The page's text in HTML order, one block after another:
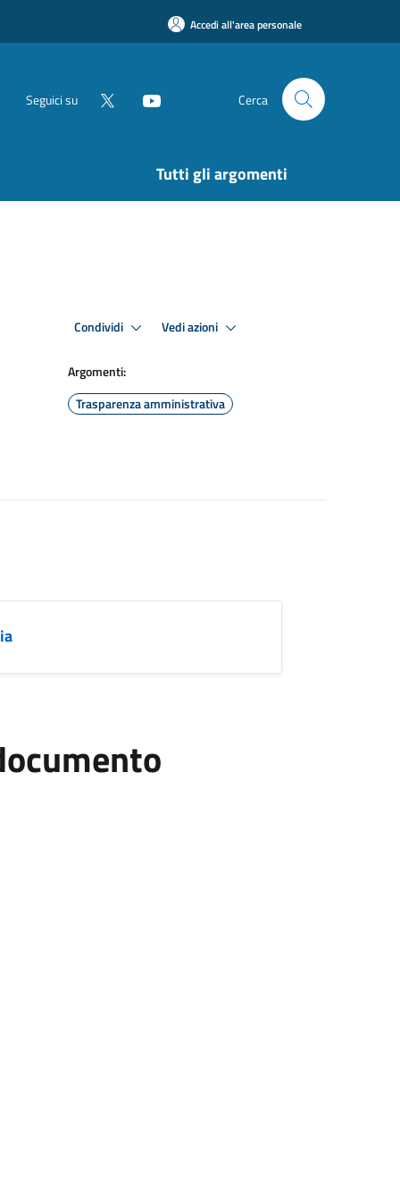
Accedi all'area personale
Seguici su Cerca
Tutti gli argomenti
Condividi Vedi azioni
Argomenti:
Trasparenza amministrativa